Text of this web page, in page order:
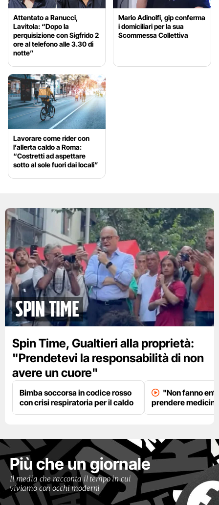
Attentato a Ranucci,
Lavitola: “Dopo la
perquisizione con Sigfrido 2
ore al telefono alle 3.30 di
notte”
Mario Adinolfi, gip conferma
i domiciliari per la sua
Scommessa Collettiva
Lavorare come rider con
l’allerta caldo a Roma:
“Costretti ad aspettare
sotto al sole fuori dai locali”
spin time
Spin Time, Gualtieri alla proprietà:
"Prendetevi la responsabilità di non
avere un cuore"
Bimba soccorsa in codice rosso
con crisi respiratoria per il caldo
"Non fanno
prendere
Più che un giornale
Il media che racconta il tempo in cui
viviamo con occhi moderni